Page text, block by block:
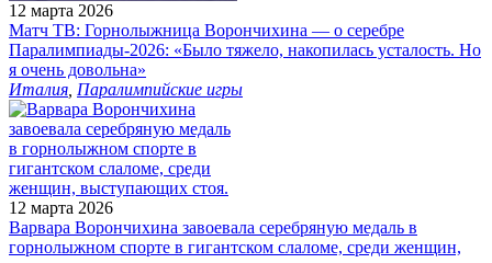
12 марта 2026
Матч ТВ: Горнолыжница Ворончихина — о серебре
Паралимпиады‑2026: «Было тяжело, накопилась усталость. Но
я очень довольна»
Италия Паралимпийские игры
12 марта 2026
Варвара Ворончихина завоевала серебряную медаль в
горнолыжном спорте в гигантском слаломе, среди женщин,